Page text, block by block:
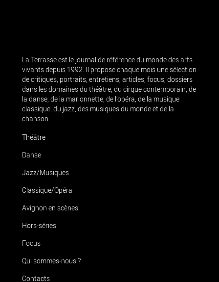
La Terrasse est le journal de référence du monde des arts
vivants depuis 1992. Il propose chaque mois une sélection
de critiques, portraits, entretiens, articles, focus, dossiers
dans les domaines du théâtre, du cirque contemporain, de
la danse, de la marionnette, de l’opéra, de la musique
classique, du jazz, des musiques du monde et de la
chanson.
Théâtre
Danse
Jazz/Musiques
Classique/Opéra
Avignon en scènes
Hors-séries
Focus
Qui sommes-nous ?
Contacts